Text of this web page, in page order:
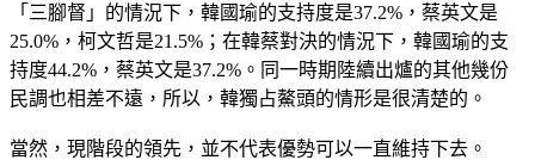
「三腳督」的情況下，韓國瑜的支持度是37.2%，蔡英文是
25.0%，柯文哲是21.5%；在韓蔡對決的情況下，韓國瑜的支
持度44.2%，蔡英文是37.2%。同一時期陸續出爐的其他幾份
民調也相差不遠，所以，韓獨占鰲頭的情形是很清楚的。
當然，現階段的領先，並不代表優勢可以一直維持下去。